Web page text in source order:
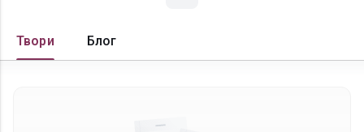
Твори Блог